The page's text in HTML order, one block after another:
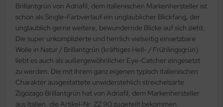
Brillantgrün von Adriafil, dem italienischen Markenhersteller ist
schon als Single-Farbverlauf ein unglaublicher Blickfang, der
unglaublich gerne weitere, bewundernde Blicke auf sich zieht.
Die super unkomplizierte und herrlich vielseitig einsetzbare
Wolle in Natur / Brillantgrün (kräftiges Hell- / Frühlingsgrün)
liebt es auch als außergewöhnlicher Eye-Catcher eingesetzt
zu werden. Die mit ihrem ganz eigenen typisch italienischen
Charakter ausgestattete unwiderstehlich streichelzarte
Zigozago Brillantgrün hat von Adriafil, dem Markenhersteller
aus Italien, die Artikel-Nr. ZZ 90 zugeteilt bekommen.